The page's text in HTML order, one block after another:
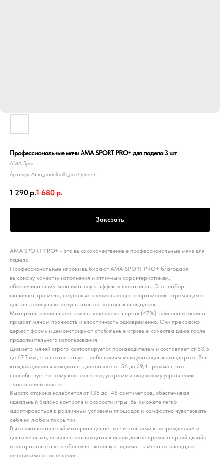
Профессиональные мячи AMA SPORT PRO+ для падела 3 шт
АМА Sport
Артикул: Ama_padelballs_pro+/green
1 290 р.1 680 р.
Заказать
AMA SPORT PRO+ - это высококачественные профессиональные мячи для
падела.
Профессиональные игроки выбирают AMA SPORT PRO+ благодаря
высокому качеству исполнения и отличным характеристикам,
обеспечивающим максимальную эффективность игры. Этот набор
включает три мяча, созданных специально для спортсменов, стремящихся
достичь наилучших результатов на кортовых площадках.
Материал: специальная смесь волокон из шерсти (47%), нейлона и акрила
придает мячам прочность и эластичность одновременно. Они прекрасно
держат форму и демонстрируют стабильные игровые качества даже после
продолжительного использования.
Диаметр мячей строго контролируется производителем и составляет от 63,5
до 67,7 мм, что соответствует требованиям международных стандартов. Вес
каждой единицы находится в диапазоне от 56 до 59,4 граммов, что
способствует четкому контролю над ударами и надежному управлению
траекторией полета.
Высота отскока колеблется от 135 до 145 сантиметров, обеспечивая
идеальный баланс контроля и скорости игры. Вы сможете легко
адаптироваться к различным условиям площадок и комфортно чувствовать
себя на любом покрытии.
Высококачественный материал делает мячи стойкими к повреждениям и
долговечными, позволяя наслаждаться игрой долгое время, а яркий дизайн
и контрастные цвета обеспечат хорошую видимость мяча на площадке
независимо от освещения.